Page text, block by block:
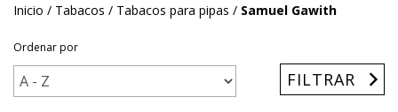
Inicio / Tabacos / Tabacos para pipas / Samuel Gawith
Ordenar por
FILTRAR